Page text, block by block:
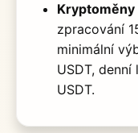
Kryptoměny
zpracování
minimální
USDT,
USDT.